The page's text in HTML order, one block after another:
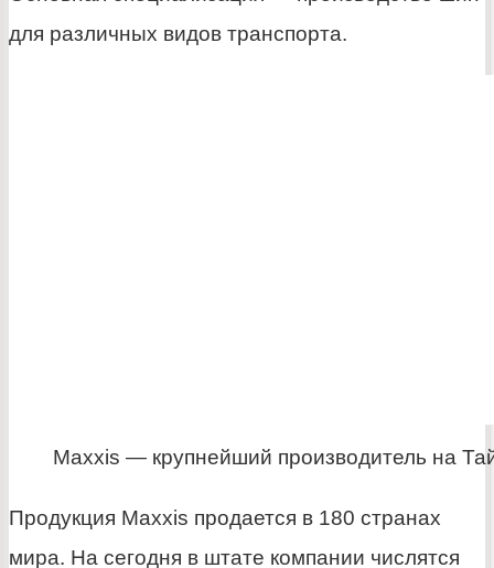
для различных видов транспорта.
Maxxis — крупнейший производитель на
Продукция Maxxis продается в 180 странах
мира. На сегодня в штате компании числятся